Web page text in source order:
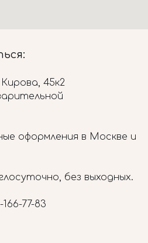
45к2
оформления в Москве и
без выходных.
166-77-83